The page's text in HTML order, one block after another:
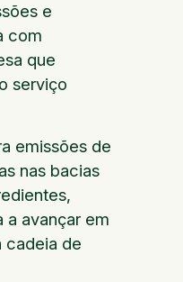
e
com
que
serviço
emissões de
nas bacias
a avançar em
cadeia de